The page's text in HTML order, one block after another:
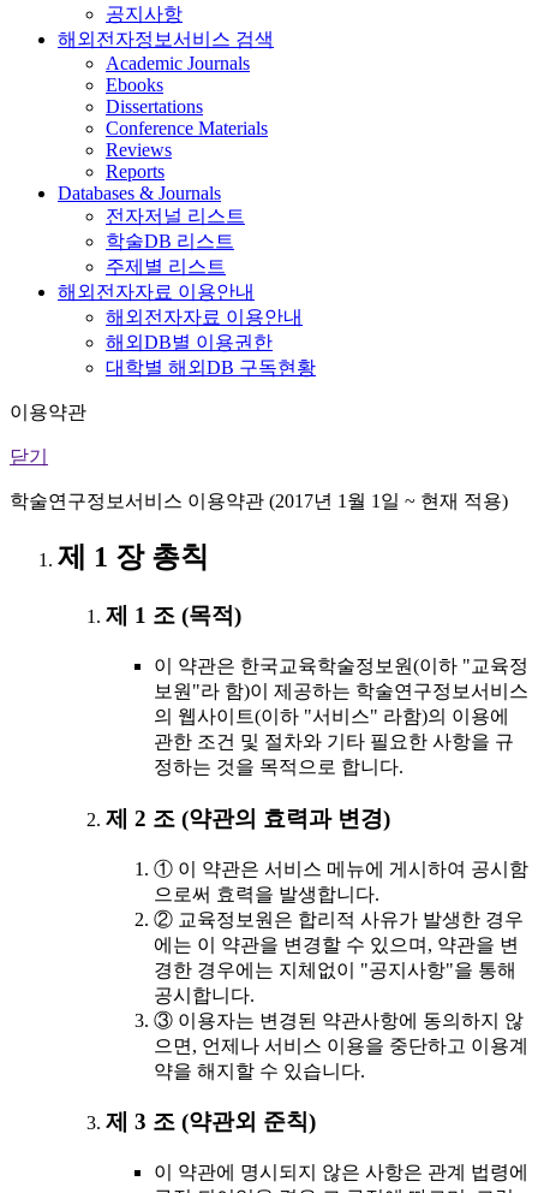
공지사항
해외전자정보서비스 검색
Academic Journals
Ebooks
Dissertations
Conference Materials
Reviews
Reports
Databases & Journals
전자저널 리스트
학술DB 리스트
주제별 리스트
해외전자자료 이용안내
해외전자자료 이용안내
해외DB별 이용권한
대학별 해외DB 구독현황
이용약관
닫기
학술연구정보서비스 이용약관 (2017년 1월 1일 ~ 현재 적용)
제 1 장 총칙
제 1 조 (목적)
이 약관은 한국교육학술정보원(이하 "교육정
보원"라 함)이 제공하는 학술연구정보서비스
의 웹사이트(이하 "서비스" 라함)의 이용에
관한 조건 및 절차와 기타 필요한 사항을 규
정하는 것을 목적으로 합니다.
제 2 조 (약관의 효력과 변경)
① 이 약관은 서비스 메뉴에 게시하여 공시함
으로써 효력을 발생합니다.
② 교육정보원은 합리적 사유가 발생한 경우
에는 이 약관을 변경할 수 있으며, 약관을 변
경한 경우에는 지체없이 "공지사항"을 통해
공시합니다.
③ 이용자는 변경된 약관사항에 동의하지 않
으면, 언제나 서비스 이용을 중단하고 이용계
약을 해지할 수 있습니다.
제 3 조 (약관외 준칙)
이 약관에 명시되지 않은 사항은 관계 법령에